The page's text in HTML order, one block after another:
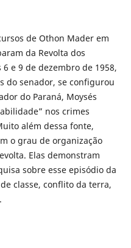
de Othon Mader em
da Revolta dos
e 9 de dezembro de 1958,
do senador, se configurou
do Paraná, Moysés
nos crimes
além dessa fonte,
o grau de organização
Elas demonstram
sobre esse episódio da
classe, conflito da terra,